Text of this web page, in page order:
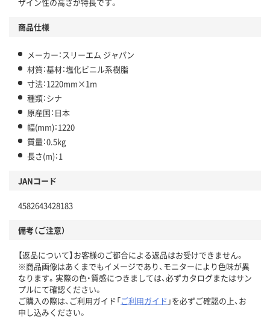
商品仕様
メーカー：スリーエム ジャパン
材質：基材：塩化ビニル系樹脂
寸法：1220mm×1m
種類：シナ
原産国：日本
幅(mm)：1220
質量：0.5kg
長さ(m)：1
JANコード
4582643428183
備考（ご注意）
【返品について】お客様のご都合による返品はお受けできません。
※商品画像はあくまでもイメージであり、モニターにより色味が異
なります。実際の色・質感につきましては、必ずカタログまたはサン
プルにて確認ください。
ご購入の際は、ご利用ガイド「ご利用ガイド 」を必ずご確認の上、お
申し込みください。